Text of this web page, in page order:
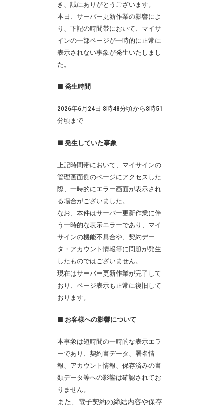
き、誠にありがとうございます。
本日、サーバー更新作業の影響によ
り、下記の時間帯において、マイサ
インの一部ページが一時的に正常に
表示されない事象が発生いたしまし
た。
■ 発生時間
2026年6月24日 8時48分頃から8時51
分頃まで
■ 発生していた事象
上記時間帯において、マイサインの
管理画面側のページにアクセスした
際、一時的にエラー画面が表示され
る場合がございました。
なお、本件はサーバー更新作業に伴
う一時的な表示エラーであり、マイ
サインの機能不具合や、契約デー
タ・アカウント情報等に問題が発生
したものではございません。
現在はサーバー更新作業が完了して
おり、ページ表示も正常に復旧して
おります。
■ お客様への影響について
本事象は短時間の一時的な表示エラ
ーであり、契約書データ、署名情
報、アカウント情報、保存済みの書
類データ等への影響は確認されてお
りません。
また、電子契約の締結内容や保存